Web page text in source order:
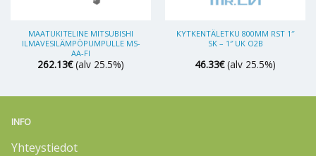
MAATUKITELINE MITSUBISHI
ILMAVESILÄMPÖPUMPULLE MS-
AA-FI
262.13€ (alv 25.5%)
KYTKENTÄLETKU 800MM RST 1″
SK – 1″ UK O2B
46.33€ (alv 25.5%)
INFO
Yhteystiedot